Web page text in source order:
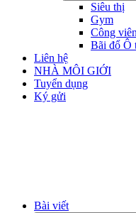
Siêu thị
Gym
Công viên
Bãi đổ Ô
Liên hệ
NHÀ MÔI GIỚI
Tuyển dụng
Ký gửi
Bài viết